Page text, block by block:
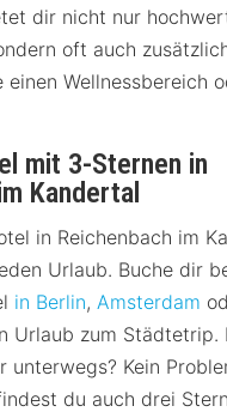
dir nicht nur
oft auch
Wellnessbereich
mit 3-Sternen in
Kandertal
in Reichenbach im
Urlaub. Buche dir
in Berlin, Amsterdam
Urlaub zum Städtetrip.
unterwegs? Kein
du auch drei